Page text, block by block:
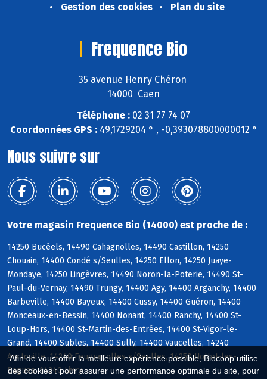
Afin de vous offrir la meilleure expérience possible, Biocoop utilise
des cookies : pour assurer une performance optimale du site, pour
Gestion des cookies
Plan du site
Frequence Bio
35 avenue Henry Chéron
14000 Caen
Téléphone : 02 31 77 74 07
Coordonnées GPS :49,1729204 ° , -0,393078800000012 °
Nous suivre sur
Votre magasin Frequence Bio (14000) est proche de :
14250 Bucéels, 14490 Cahagnolles, 14490 Castillon, 14250
Chouain, 14400 Condé s/Seulles, 14250 Ellon, 14250 Juaye-
Mondaye, 14250 Lingèvres, 14490 Noron-la-Poterie, 14490 St-
Paul-du-Vernay, 14490 Trungy, 14400 Agy, 14400 Arganchy, 14400
Barbeville, 14400 Bayeux, 14400 Cussy, 14400 Guéron, 14400
Monceaux-en-Bessin, 14400 Nonant, 14400 Ranchy, 14400 St-
Loup-Hors, 14400 St-Martin-des-Entrées, 14400 St-Vigor-le-
Grand, 14400 Subles, 14400 Sully, 14400 Vaucelles, 14240
Anctoville, 14240 Feuguerolles s/Seulles, 14250 Hottot-les-
Bagues, 14240 Livry